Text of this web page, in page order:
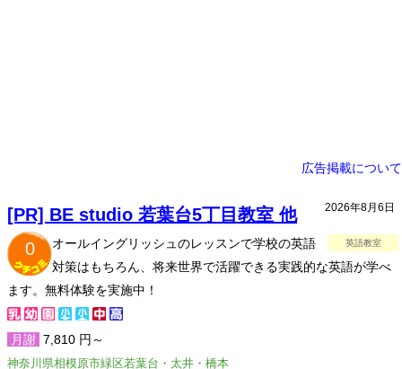
広告掲載について
2026年8月6日
英語教室
[PR] BE studio 若葉台5丁目教室 他
0
オールイングリッシュのレッスンで学校の英語
対策はもちろん、将来世界で活躍できる実践的な英語が学べ
ます。無料体験を実施中！
月謝 7,810 円～
神奈川県相模原市緑区若葉台・太井・橋本